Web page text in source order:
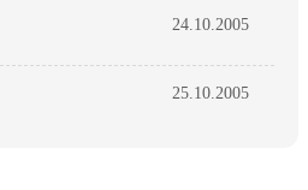
24.10.2005
25.10.2005